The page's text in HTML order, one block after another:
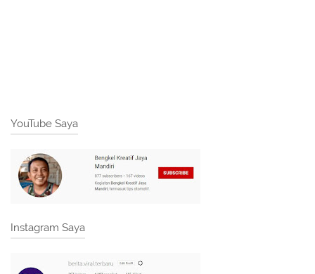
YouTube Saya
Instagram Saya